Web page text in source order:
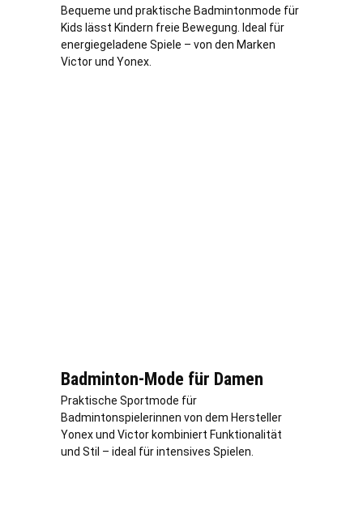
Bequeme und praktische Badmintonmode für
Kids lässt Kindern freie Bewegung. Ideal für
energiegeladene Spiele – von den Marken
Victor und Yonex.
Badminton-Mode für Damen
Praktische Sportmode für
Badmintonspielerinnen von dem Hersteller
Yonex und Victor kombiniert Funktionalität
und Stil – ideal für intensives Spielen.